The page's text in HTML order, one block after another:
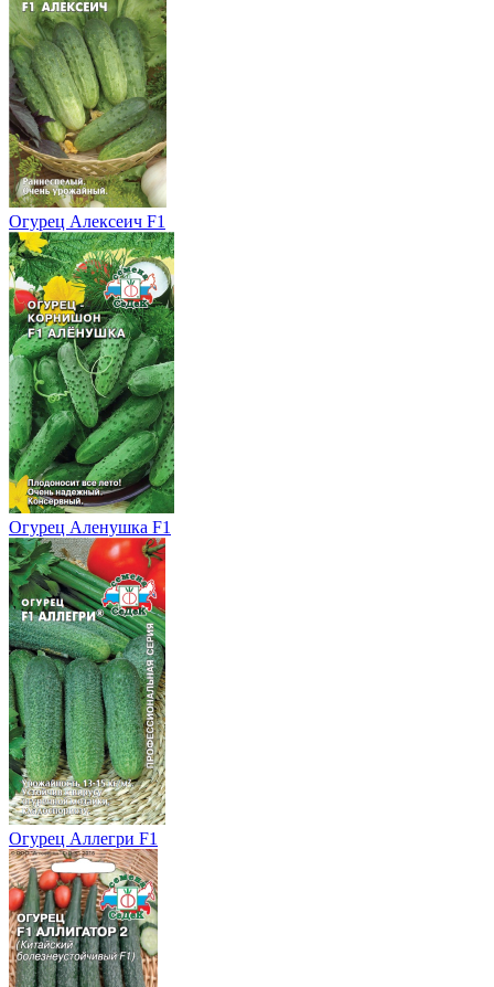
Огурец Алексеич F1
Огурец Аленушка F1
Огурец Аллегри F1